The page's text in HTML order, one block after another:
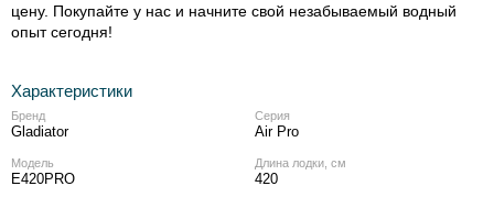
цену. Покупайте у нас и начните свой незабываемый водный
опыт сегодня!
Характеристики
Бренд
Gladiator
Серия
Air Pro
Модель
E420PRO
Длина лодки, см
420